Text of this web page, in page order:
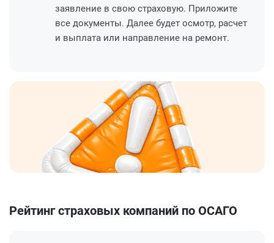
заявление в свою страховую. Приложите
все документы. Далее будет осмотр, расчет
и выплата или направление на ремонт.
Рейтинг страховых компаний по ОСАГО